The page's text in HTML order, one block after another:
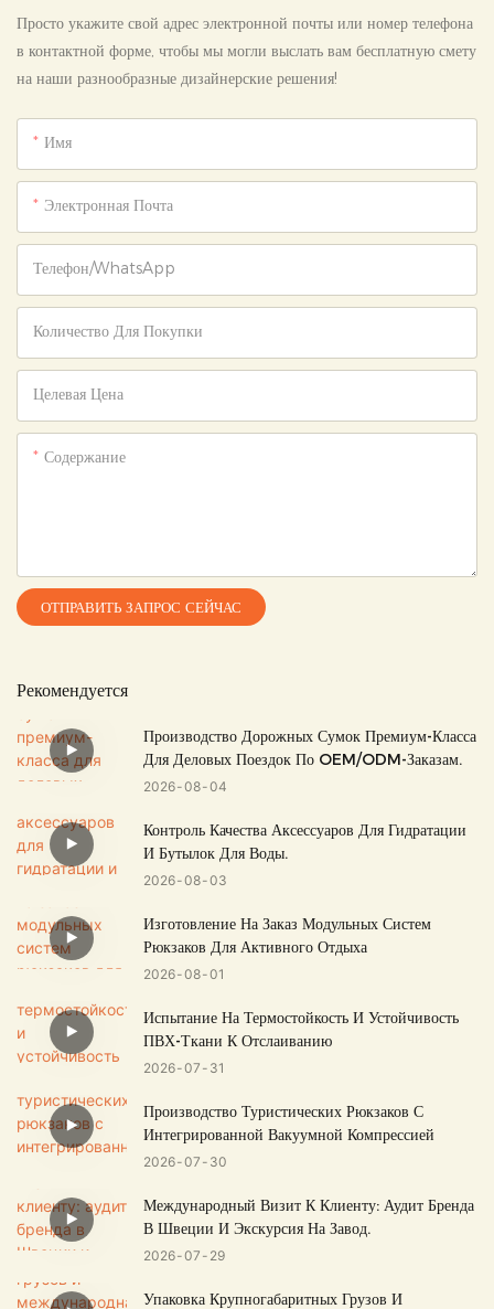
Просто укажите свой адрес электронной почты или номер телефона
в контактной форме, чтобы мы могли выслать вам бесплатную смету
на наши разнообразные дизайнерские решения!
Имя
Электронная Почта
Телефон/WhatsApp
Количество Для Покупки
Целевая Цена
Содержание
ОТПРАВИТЬ ЗАПРОС СЕЙЧАС
Рекомендуется
Производство Дорожных Сумок Премиум-Класса
Для Деловых Поездок По OEM/ODM-Заказам.
2026 08 04
Контроль Качества Аксессуаров Для Гидратации
И Бутылок Для Воды.
2026 08 03
Изготовление На Заказ Модульных Систем
Рюкзаков Для Активного Отдыха
2026 08 01
Испытание На Термостойкость И Устойчивость
ПВХ-Ткани К Отслаиванию
2026 07 31
Производство Туристических Рюкзаков С
Интегрированной Вакуумной Компрессией
2026 07 30
Международный Визит К Клиенту: Аудит Бренда
В Швеции И Экскурсия На Завод.
2026 07 29
Упаковка Крупногабаритных Грузов И